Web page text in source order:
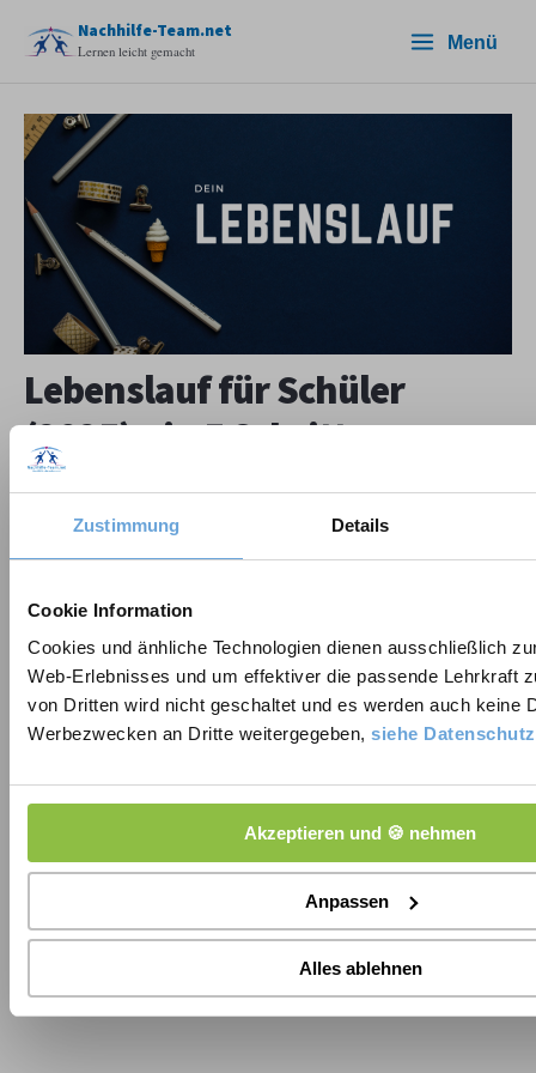
Zustimmung Details
Cookie Information
Cookies und änhliche Technologien dienen ausschließlich
Web-Erlebnisses und um effektiver die passende Lehrkraft
von Dritten wird nicht geschaltet und es werden auch keine
Werbezwecken an Dritte weitergegeben, siehe
Akzeptieren und 🍪 nehmen
Anpassen
Alles ablehnen
Inhalt
Nachhilfe-Team.net
Lernen leicht gemacht Menü
Lebenslauf für Schüler
(2025) – in 5 Schritten zum
Ziel
Schreibe einen Kommentar Klasse 9
Du willst dich bald für ein Schülerpraktikum, eine
Ausbildung oder einen Nebenjob bewerben? Oder musst
du einen Lebenslauf als Aufgabe für den Schulunterricht
schreiben? Dann ist das hier so oder so der richtige Artikel
für dich!
Hier erfährst du, wie du als Schüler deinen idealen
Lebenslauf in nur 5 Schritten erstellst!
Und es kann direkt losgehen…